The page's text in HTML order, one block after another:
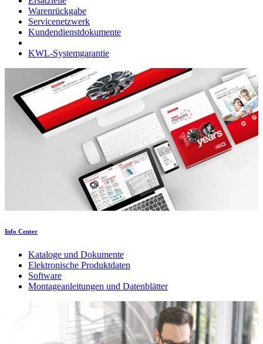
Warenrückgabe
Servicenetzwerk
Kundendienstdokumente
KWL-Systemgarantie
Info Center
Kataloge und Dokumente
Elektronische Produktdaten
Software
Montageanleitungen und Datenblätter